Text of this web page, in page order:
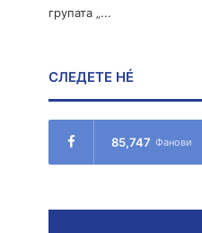
групата „...
СЛЕДЕТЕ НÉ
85,747 Фанови